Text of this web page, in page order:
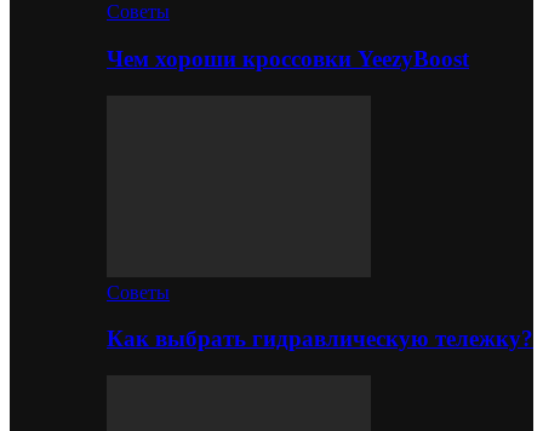
Советы
Чем хороши кроссовки YeezyBoost
Советы
Как выбрать гидравлическую тележку?